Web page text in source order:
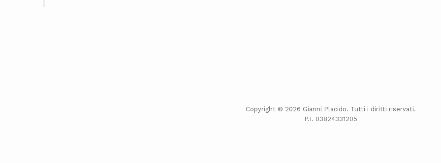
Copyright © 2026 Gianni Placido. Tutti i diritti riservati.
P.I. 03824331205